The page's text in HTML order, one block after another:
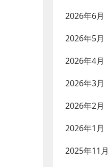
2026年6月
2026年5月
2026年4月
2026年3月
2026年2月
2026年1月
2025年11月